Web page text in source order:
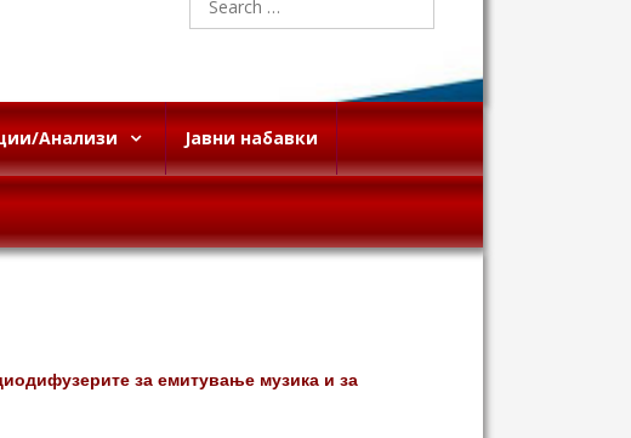
for:
Анализи Јавни набавки
за емитување музика и за